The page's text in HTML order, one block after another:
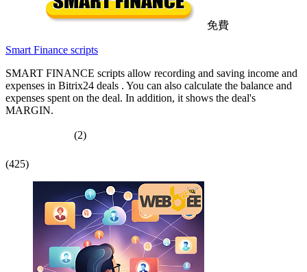
免費
Smart Finance scripts
SMART FINANCE scripts allow recording and saving income and
expenses in Bitrix24 deals . You can also calculate the balance and
expenses spent on the deal. In addition, it shows the deal's
MARGIN.
(2)
(425)